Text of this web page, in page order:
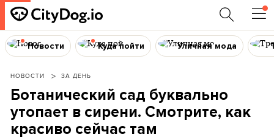
Новости Куда пойти Уличная мода
НОВОСТИ ЗА ДЕНЬ
Ботанический сад буквально
утопает в сирени. Смотрите, как
красиво сейчас там